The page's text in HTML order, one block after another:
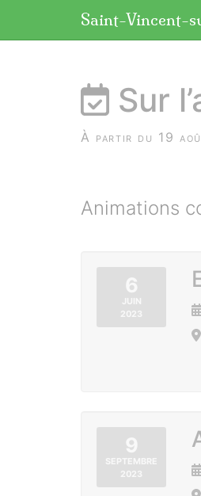
Saint-Vincent-
Sur
À partir du 19
Animations
6
JUIN
2023
9
SEPTEMBRE
2023
Panneau de gestion des cookies